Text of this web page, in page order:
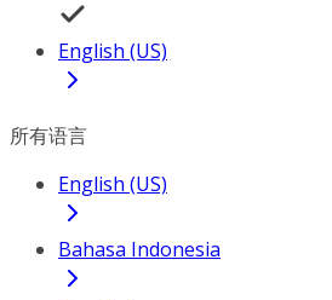
English (US)
所有语言
English (US)
Bahasa Indonesia